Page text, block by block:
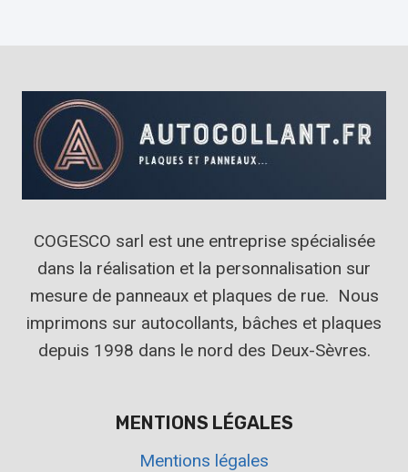
COGESCO sarl est une entreprise spécialisée
dans la réalisation et la personnalisation sur
mesure de panneaux et plaques de rue. Nous
imprimons sur autocollants, bâches et plaques
depuis 1998 dans le nord des Deux-Sèvres.
MENTIONS LÉGALES
Mentions légales